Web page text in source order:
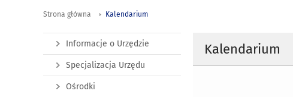
Strona główna Kalendarium
Kalendarium
Informacje o Urzędzie
Specjalizacja Urzędu
Ośrodki